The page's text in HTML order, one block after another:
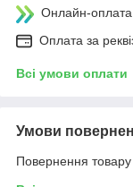
Онлайн-
Оплата за
Всі умови оплати
Умови
Повернення